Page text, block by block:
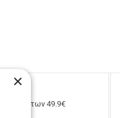
άνω των 49.9€
×